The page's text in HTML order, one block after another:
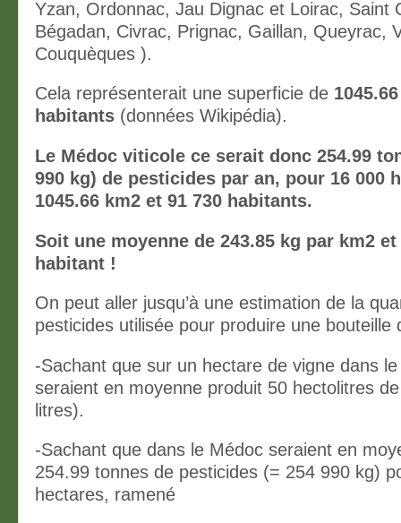
Yzan, Ordonnac, Jau Dignac et Loirac, Saint
Bégadan, Civrac, Prignac, Gaillan, Queyrac,
Couquèques ).
Cela représenterait une superficie de
habitants (données Wikipédia).
Le Médoc viticole ce serait donc 254.99
990 kg) de pesticides par an, pour 16 000
1045.66 km2 et 91 730 habitants.
Soit une moyenne de 243.85 kg par km2
habitant !
On peut aller jusqu’à une estimation de la
pesticides utilisée pour produire une bouteille
-Sachant que sur un hectare de vigne dans
seraient en moyenne produit 50 hectolitres
litres).
-Sachant que dans le Médoc seraient en
254.99 tonnes de pesticides (= 254 990 kg)
hectares, ramené